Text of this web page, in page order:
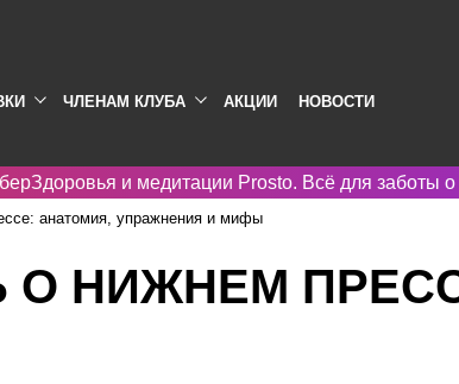
ЧЛЕНАМ КЛУБА АКЦИИ НОВОСТИ
и медитации Prosto. Всё для заботы
анатомия, упражнения и мифы
О НИЖНЕМ